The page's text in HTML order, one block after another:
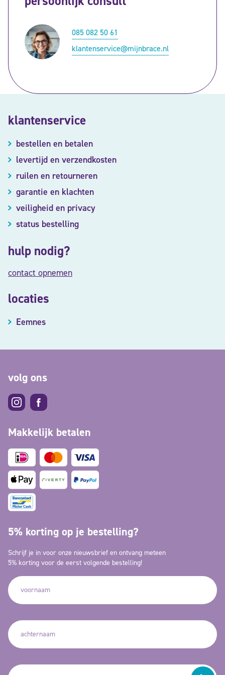
085 082 50 61
klantenservice@mijnbrace.nl
klantenservice
bestellen en betalen
levertijd en verzendkosten
ruilen en retourneren
garantie en klachten
veiligheid en privacy
status bestelling
hulp nodig?
contact opnemen
locaties
Eemnes
volg ons
Makkelijk betalen
5% korting op je bestelling?
Schrijf je in voor onze nieuwsbrief en ontvang meteen
5% korting voor de eerst volgende bestelling!